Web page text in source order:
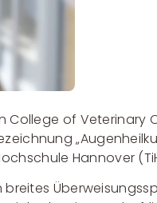
College of
Hannover